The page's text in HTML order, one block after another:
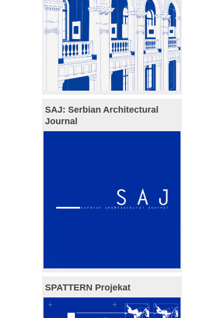
SAJ: Serbian Architectural
Journal
SPATTERN Projekat